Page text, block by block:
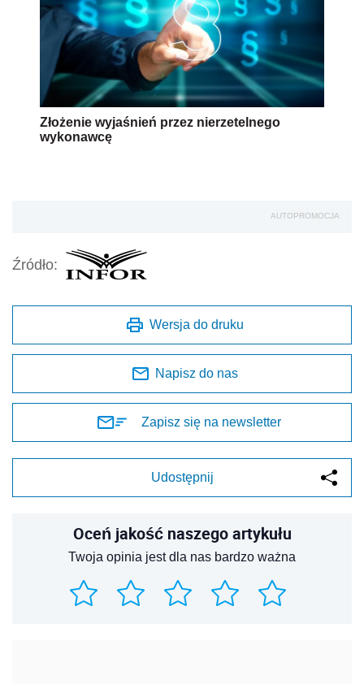
Złożenie wyjaśnień przez nierzetelnego
wykonawcę
AUTOPROMOCJA
Źródło:
Wersja do druku
Napisz do nas
Zapisz się na newsletter
Udostępnij
Oceń jakość naszego artykułu
Twoja opinia jest dla nas bardzo ważna